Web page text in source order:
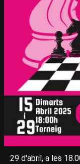
29 d'abril, a les